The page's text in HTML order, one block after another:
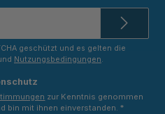
geschützt und es gelten die
Nutzungsbedingungen.
zur Kenntnis genommen
bin mit ihnen einverstanden. *